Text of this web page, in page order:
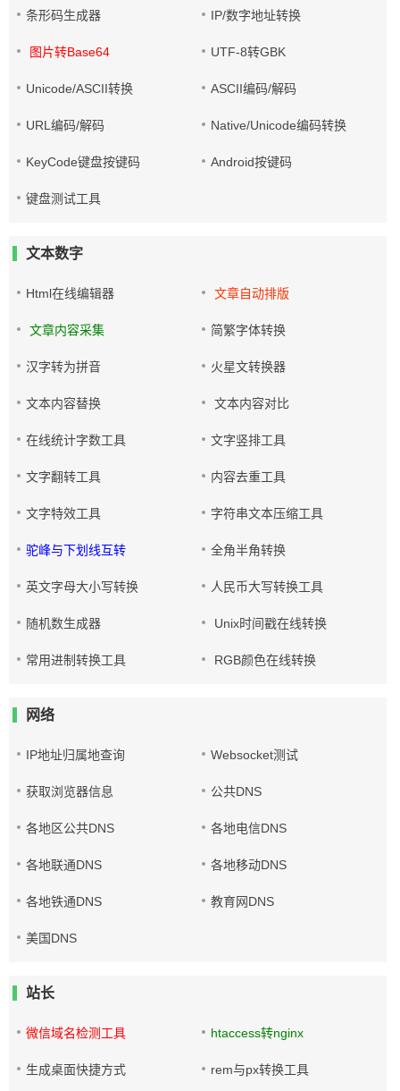
条形码生成器 IP/数字地址转换
图片转Base64 UTF-8转GBK
Unicode/ASCII转换 ASCII编码/解码
URL编码/解码 Native/Unicode编码转换
KeyCode键盘按键码 Android按键码
键盘测试工具
文本数字
Html在线编辑器 文章自动排版
文章内容采集 简繁字体转换
汉字转为拼音 火星文转换器
文本内容替换 文本内容对比
在线统计字数工具 文字竖排工具
文字翻转工具 内容去重工具
文字特效工具 字符串文本压缩工具
驼峰与下划线互转 全角半角转换
英文字母大小写转换 人民币大写转换工具
随机数生成器 Unix时间戳在线转换
常用进制转换工具 RGB颜色在线转换
网络
IP地址归属地查询 Websocket测试
获取浏览器信息 公共DNS
各地区公共DNS 各地电信DNS
各地联通DNS 各地移动DNS
各地铁通DNS 教育网DNS
美国DNS
站长
微信域名检测工具 htaccess转nginx
生成桌面快捷方式 rem与px转换工具